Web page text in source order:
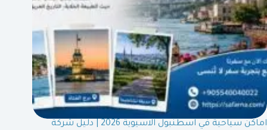
اماكن سياحية في اسطنبول الاسيوية 2026 | دليل شركة